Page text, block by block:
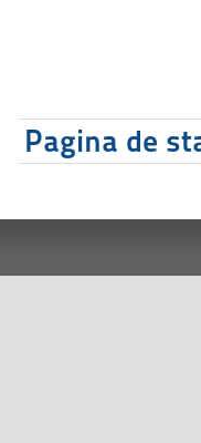
Pagina de